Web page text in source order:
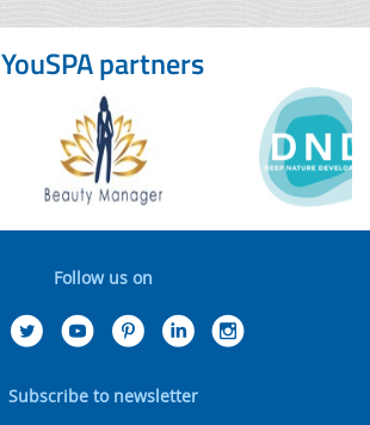
YouSPA partners
Follow us on
Subscribe to newsletter